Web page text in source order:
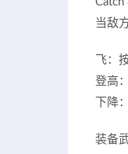
当敌
飞：
登高
下降
装备